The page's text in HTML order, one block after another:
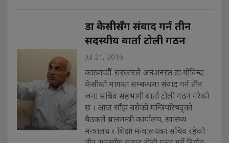
डा केसीसँग संवाद गर्न तीन
सदस्यीय वार्ता टोली गठन
Jul 21, 2016
काठमाडौँ-सरकारले अनशनरत डा गोविन्द
केसीको मागका सम्बन्धमा संवाद गर्न तीन
जना सचिव सहभागी वार्ता टोली गठन गरेको
छ । आज साँझ बसेको मन्त्रिपरिषद्को
बैठकले प्रधानमन्त्री कार्यालय, स्वास्थ्य
मन्त्रालय र शिक्षा मन्त्रालयका सचिव रहेको